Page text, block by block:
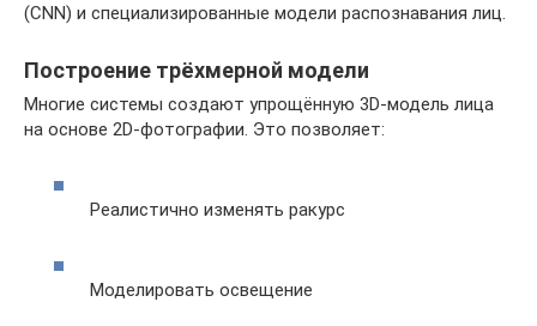
(CNN) и специализированные модели распознавания лиц.
Построение трёхмерной модели
Многие системы создают упрощённую 3D-модель лица
на основе 2D-фотографии. Это позволяет:
Реалистично изменять ракурс
Моделировать освещение